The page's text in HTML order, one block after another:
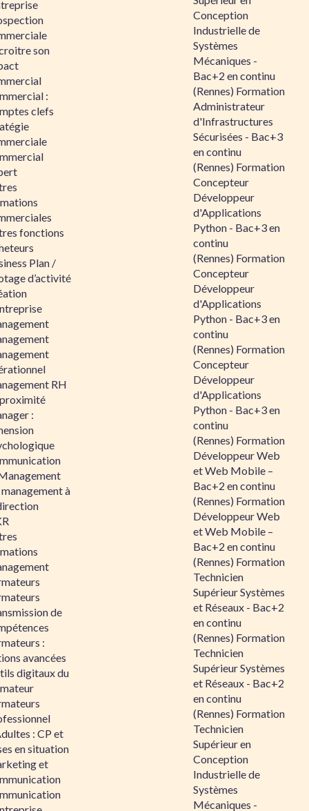
son
:
clefs
fonctions
Plan /
d’activité
RH
:
à
de
:
avancées
digitaux du
: CP et
en situation
et
Conception
Industrielle de
Systèmes
Mécaniques -
Bac+2 en continu
(Rennes) Formation
Administrateur
d'Infrastructures
Sécurisées - Bac+3
en continu
(Rennes) Formation
Concepteur
Développeur
d'Applications
Python - Bac+3 en
continu
(Rennes) Formation
Concepteur
Développeur
d'Applications
Python - Bac+3 en
continu
(Rennes) Formation
Concepteur
Développeur
d'Applications
Python - Bac+3 en
continu
(Rennes) Formation
Développeur Web
et Web Mobile –
Bac+2 en continu
(Rennes) Formation
Développeur Web
et Web Mobile –
Bac+2 en continu
(Rennes) Formation
Technicien
Supérieur Systèmes
et Réseaux - Bac+2
en continu
(Rennes) Formation
Technicien
Supérieur Systèmes
et Réseaux - Bac+2
en continu
(Rennes) Formation
Technicien
Supérieur en
Conception
Industrielle de
Systèmes
Mécaniques -